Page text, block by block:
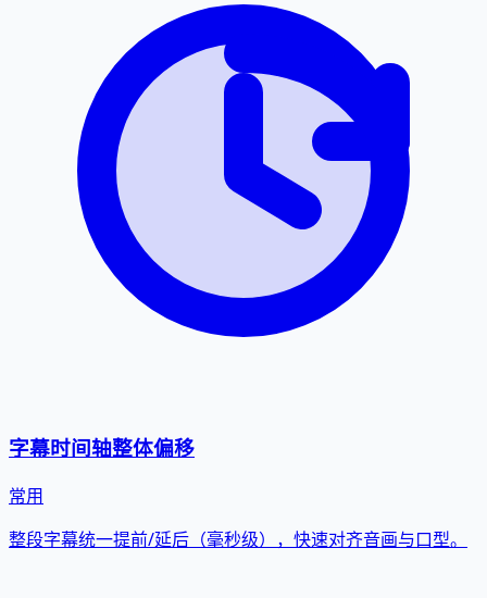
字幕时间轴整体偏移
常用
整段字幕统一提前/延后（毫秒级），快速对齐音画与口型。